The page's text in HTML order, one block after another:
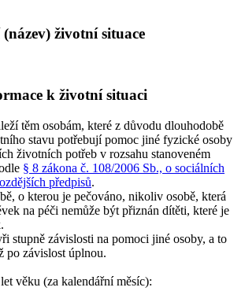
životní situace
k životní situaci
těm osobám, které z důvodu dlouhodobě
stavu potřebují pomoc jiné fyzické osoby
životních potřeb v rozsahu stanoveném
§ 8 zákona č. 108/2006 Sb., o sociálních
předpisů.
o kterou je pečováno, nikoliv osobě, která
na péči nemůže být přiznán dítěti, které je
stupně závislosti na pomoci jiné osoby, a to
po závislost úplnou.
věku (za kalendářní měsíc):